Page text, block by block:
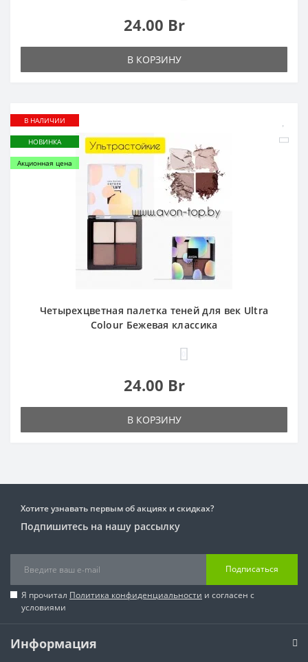
24.00 Br
В КОРЗИНУ
В НАЛИЧИИ
НОВИНКА
Акционная цена
Четырехцветная палетка теней для век Ultra
Colour Бежевая классика
24.00 Br
В КОРЗИНУ
Хотите узнавать первым об акциях и скидках?
Подпишитесь на нашу рассылку
Подписаться
Я прочитал Политика конфиденциальности и согласен с
условиями
Информация